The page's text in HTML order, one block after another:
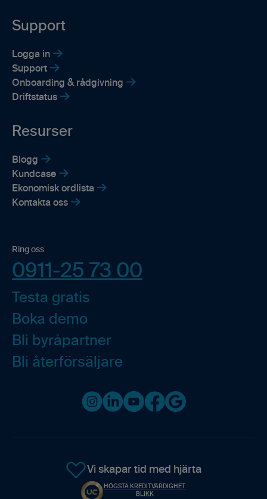
Support
Logga in
Support
Onboarding & rådgivning
Driftstatus
Resurser
Blogg
Kundcase
Ekonomisk ordlista
Kontakta oss
Ring oss
0911-25 73 00
Testa gratis
Boka demo
Bli byråpartner
Bli återförsäljare
Instagram
LinkedInYoutubeFacebookGoogle business
Vi skapar tid med hjärta
HÖGSTA KREDITVÄRDIGHET
BLIKK